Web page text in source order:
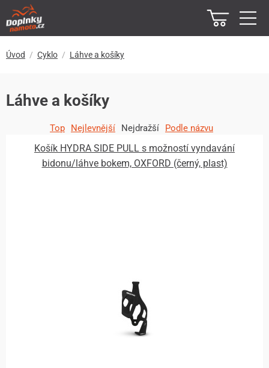
Úvod Cyklo Láhve a košíky
Láhve a košíky
Top Nejlevnější Nejdražší Podle názvu
Košík HYDRA SIDE PULL s možností vyndavání
bidonu/láhve bokem, OXFORD (černý, plast)